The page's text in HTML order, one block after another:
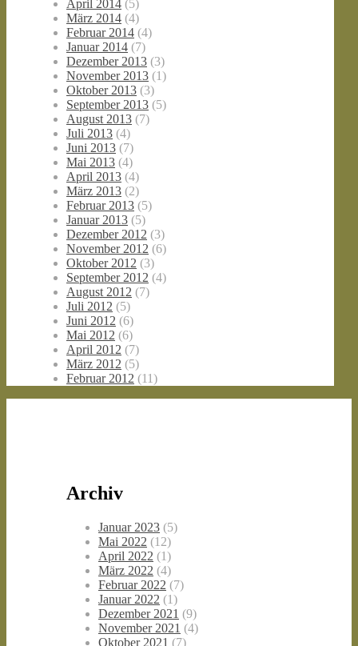
April 2014 (5)
März 2014 (4)
Februar 2014 (4)
Januar 2014 (7)
Dezember 2013 (3)
November 2013 (1)
Oktober 2013 (3)
September 2013 (5)
August 2013 (7)
Juli 2013 (4)
Juni 2013 (7)
Mai 2013 (4)
April 2013 (4)
März 2013 (2)
Februar 2013 (5)
Januar 2013 (5)
Dezember 2012 (3)
November 2012 (6)
Oktober 2012 (3)
September 2012 (4)
August 2012 (7)
Juli 2012 (5)
Juni 2012 (6)
Mai 2012 (6)
April 2012 (7)
März 2012 (5)
Februar 2012 (11)
Archiv
Januar 2023 (5)
Mai 2022 (12)
April 2022 (1)
März 2022 (4)
Februar 2022 (7)
Januar 2022 (1)
Dezember 2021 (9)
November 2021 (4)
Oktober 2021 (7)